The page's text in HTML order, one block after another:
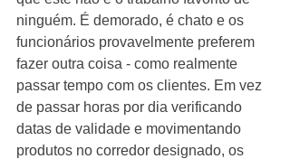
ninguém. É demorado, é chato e os
funcionários provavelmente preferem
fazer outra coisa - como realmente
passar tempo com os clientes. Em vez
de passar horas por dia verificando
datas de validade e movimentando
produtos no corredor designado, os